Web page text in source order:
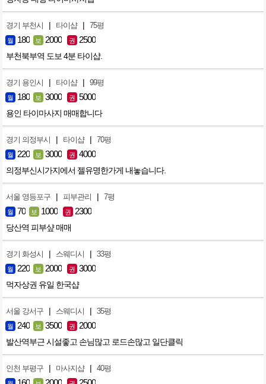
경기 부천시 | 타이샵 | 75평
월 180 보 2000 권 2500
부천북부역 도보 4분 타이샵.
경기 용인시 | 타이샵 | 99평
월 180 보 3000 권 5000
용인 타이마사지 매매합니다
경기 의정부시 | 타이샵 | 70평
월 220 보 3000 권 4000
의정부신시가지에서 젤유명한가게 내놓습니다.
서울 영등포구 | 피부관리 | 7평
월 70 보 1000 권 2300
당산역 피부샾 매매
경기 화성시 | 스웨디시 | 33평
월 220 보 2000 권 3000
먹자상권 유일 한국샵
서울 강서구 | 스웨디시 | 35평
월 240 보 3500 권 2000
발산역부근 시설좋고 손님많고 로드손많고 일단클릭
인천 부평구 | 마사지샵 | 40평